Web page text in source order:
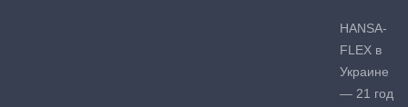
HANSA-
FLEX в
Украине
— 21 год